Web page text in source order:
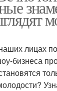
лицах
бизнеса